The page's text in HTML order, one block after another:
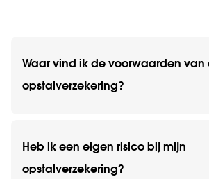
Waar vind ik de voorwaarden van
opstalverzekering?
Heb ik een eigen risico bij mijn
opstalverzekering?